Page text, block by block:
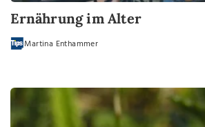
Ernährung im Alter
Martina Enthammer